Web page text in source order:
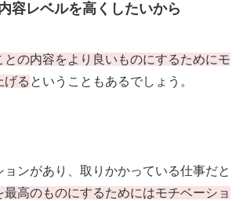
レベルを高くしたいから
との内容をより良いものにするためにモ
げる ということもあるでしょう。
ンがあり、取りかかっている仕事だと
最高のものにするためにはモチベーショ